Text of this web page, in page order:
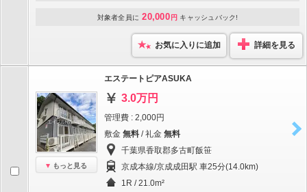
対象者全員に 20,000 円 キャッシュバック!
お気に入りに追加 詳細を見る
もっと見る
エステートピアASUKA
3.0万円
管理費 : 2,000円
敷金 無料 / 礼金 無料
千葉県香取郡多古町飯笹
京成本線/京成成田駅 車25分(14.0km)
1R / 21.0m²